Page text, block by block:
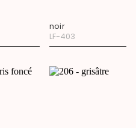
noir
LF-403